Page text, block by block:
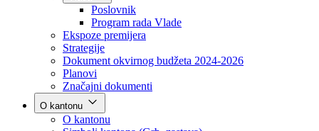
*Zaključci
*Poslanička pitanja
Vlada
Poslovnik
Program rada Vlade
Ekspoze premijera
Strategije
Dokument okvirnog budžeta 2024-2026
Planovi
Značajni dokumenti